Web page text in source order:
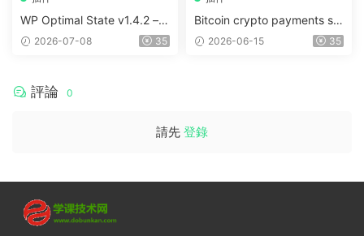
WP Optimal State v1.4.2 –
WordPress 優化、清理和安
2026-07-08 35
Bitcoin crypto payments su
pport for CryptoPay v1.4.3
2026-06-15 35
評論 0
請先 登錄